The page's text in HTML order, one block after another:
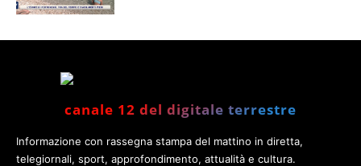
canale 12 del digitale terrestre
Informazione con rassegna stampa del mattino in diretta,
telegiornali, sport, approfondimento, attualità e cultura.